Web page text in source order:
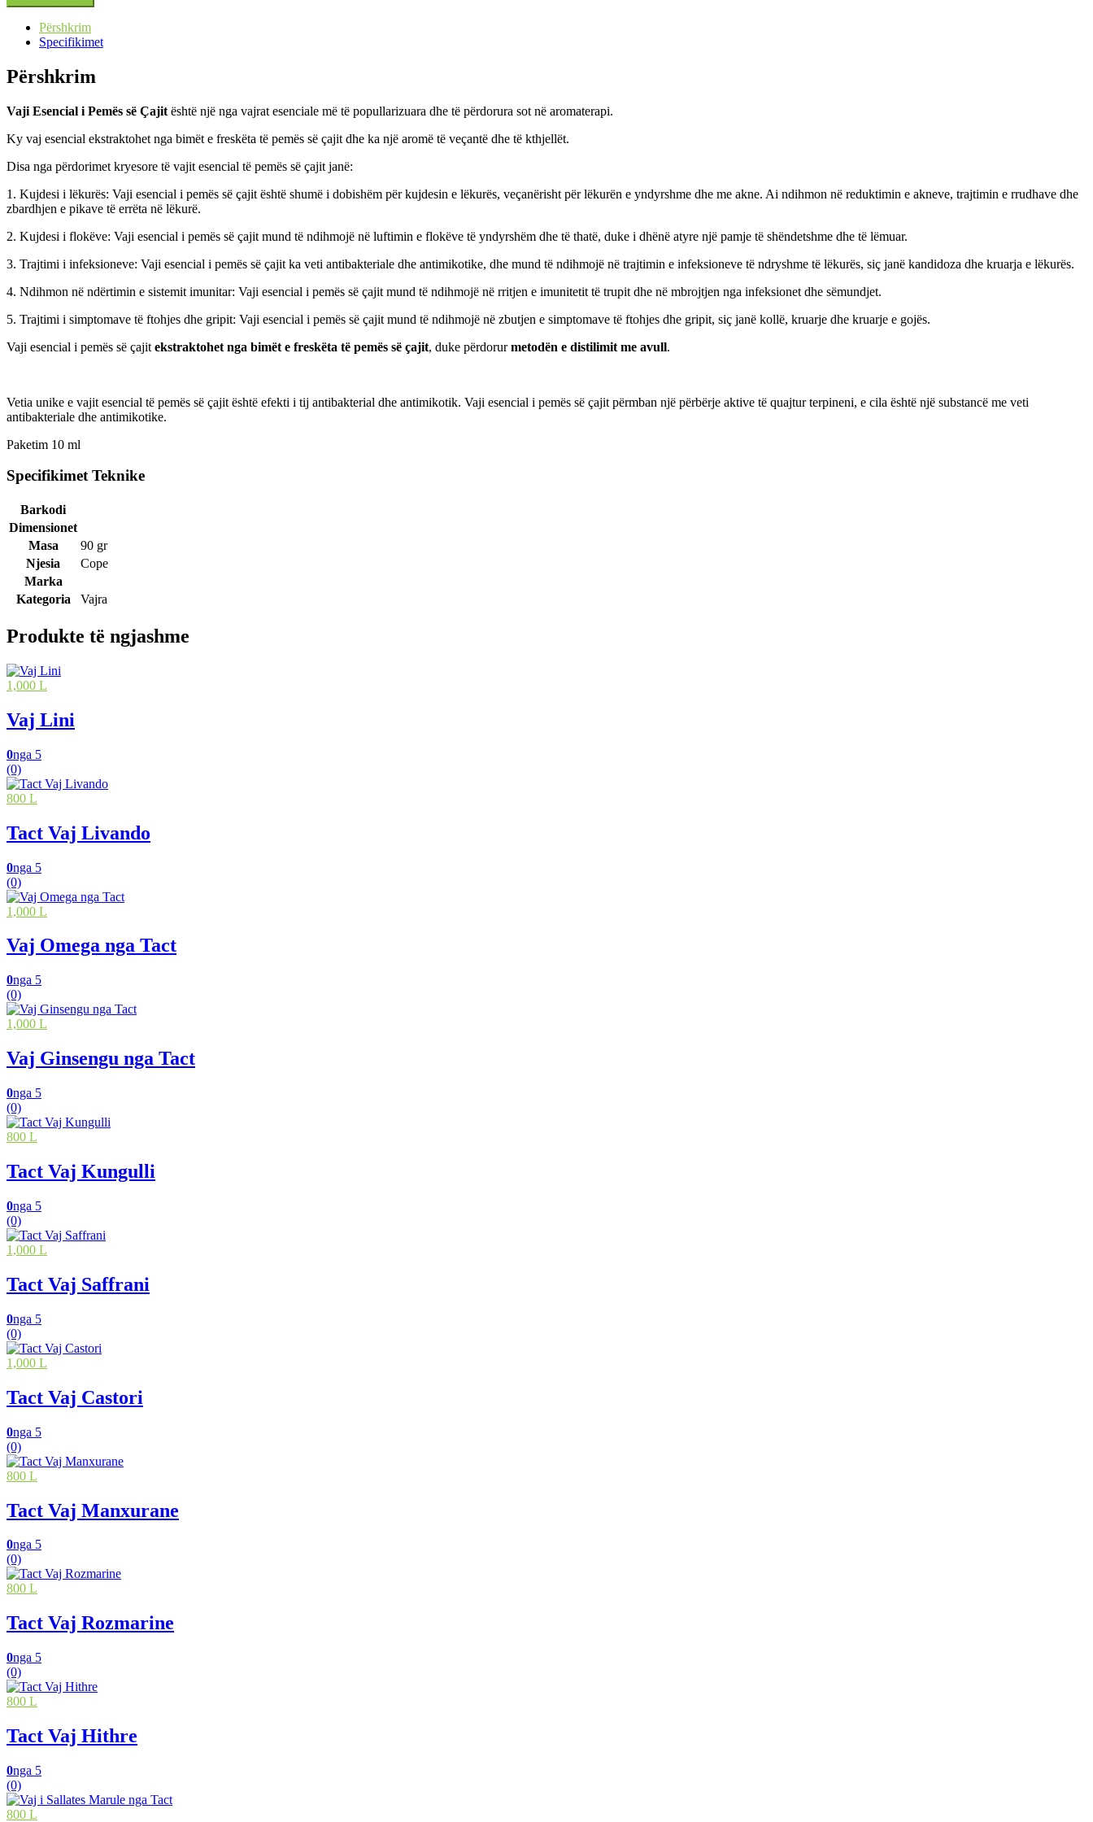
Përshkrim
Specifikimet
Përshkrim
Vaji Esencial i Pemës së Çajit është një nga vajrat esenciale më të popullarizuara dhe të përdorura sot në aromaterapi.
Ky vaj esencial ekstraktohet nga bimët e freskëta të pemës së çajit dhe ka një aromë të veçantë dhe të kthjellët.
Disa nga përdorimet kryesore të vajit esencial të pemës së çajit janë:
1. Kujdesi i lëkurës: Vaji esencial i pemës së çajit është shumë i dobishëm për kujdesin e lëkurës, veçanërisht për lëkurën e yndyrshme dhe me akne. Ai ndihmon në reduktimin e akneve, trajtimin e rrudhave dhe
zbardhjen e pikave të errëta në lëkurë.
2. Kujdesi i flokëve: Vaji esencial i pemës së çajit mund të ndihmojë në luftimin e flokëve të yndyrshëm dhe të thatë, duke i dhënë atyre një pamje të shëndetshme dhe të lëmuar.
3. Trajtimi i infeksioneve: Vaji esencial i pemës së çajit ka veti antibakteriale dhe antimikotike, dhe mund të ndihmojë në trajtimin e infeksioneve të ndryshme të lëkurës, siç janë kandidoza dhe kruarja e lëkurës.
4. Ndihmon në ndërtimin e sistemit imunitar: Vaji esencial i pemës së çajit mund të ndihmojë në rritjen e imunitetit të trupit dhe në mbrojtjen nga infeksionet dhe sëmundjet.
5. Trajtimi i simptomave të ftohjes dhe gripit: Vaji esencial i pemës së çajit mund të ndihmojë në zbutjen e simptomave të ftohjes dhe gripit, siç janë kollë, kruarje dhe kruarje e gojës.
Vaji esencial i pemës së çajit ekstraktohet nga bimët e freskëta të pemës së çajit, duke përdorurmetodën e distilimit me avull.
Vetia unike e vajit esencial të pemës së çajit është efekti i tij antibakterial dhe antimikotik. Vaji esencial i pemës së çajit përmban një përbërje aktive të quajtur terpineni, e cila është një substancë me veti
antibakteriale dhe antimikotike.
Paketim 10 ml
Specifikimet Teknike
Barkodi
Dimensionet
Masa
90 gr
Njesia
Cope
Marka
Kategoria
Vajra
Produkte të ngjashme
1,000 L
Vaj Lini
0nga 5
(0)
800 L
Tact Vaj Livando
0nga 5
(0)
1,000 L
Vaj Omega nga Tact
0nga 5
(0)
1,000 L
Vaj Ginsengu nga Tact
0nga 5
(0)
800 L
Tact Vaj Kungulli
0nga 5
(0)
1,000 L
Tact Vaj Saffrani
0nga 5
(0)
1,000 L
Tact Vaj Castori
0nga 5
(0)
800 L
Tact Vaj Manxurane
0nga 5
(0)
800 L
Tact Vaj Rozmarine
0nga 5
(0)
800 L
Tact Vaj Hithre
0nga 5
(0)
800 L